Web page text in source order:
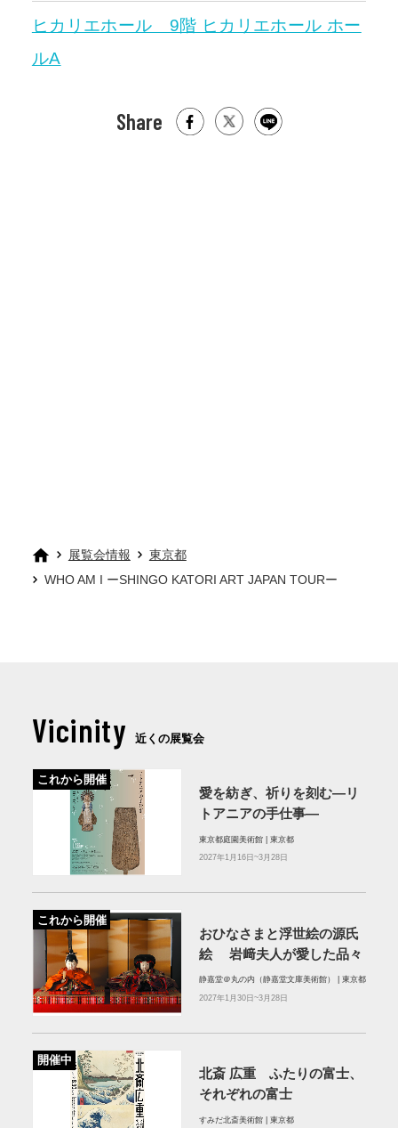
ヒカリエホール 9階 ヒカリエホール ホー
ルA
Share
展覧会情報
東京都
WHO AM I ーSHINGO KATORI ART JAPAN TOURー
Vicinity 近くの展覧会
これから開催
愛を紡ぎ、祈りを刻む―リ
トアニアの手仕事―
東京都庭園美術館 | 東京都
2027年1月16日~3月28日
これから開催
おひなさまと浮世絵の源氏
絵 岩﨑夫人が愛した品々
静嘉堂＠丸の内（静嘉堂文庫美術館） | 東京都
2027年1月30日~3月28日
開催中
北斎 広重 ふたりの富士、
それぞれの富士
すみだ北斎美術館 | 東京都